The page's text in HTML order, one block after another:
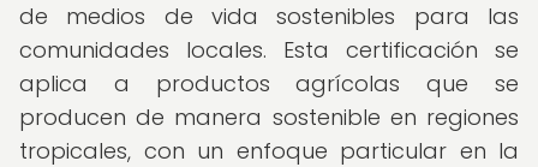
de medios de vida sostenibles para las
comunidades locales. Esta certificación se
aplica a productos agrícolas que se
producen de manera sostenible en regiones
tropicales, con un enfoque particular en la